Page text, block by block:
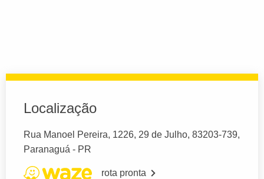
Localização
Rua Manoel Pereira, 1226, 29 de Julho, 83203-739,
Paranaguá - PR
rota pronta